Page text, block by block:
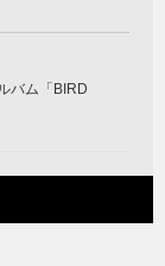
バム「BIRD